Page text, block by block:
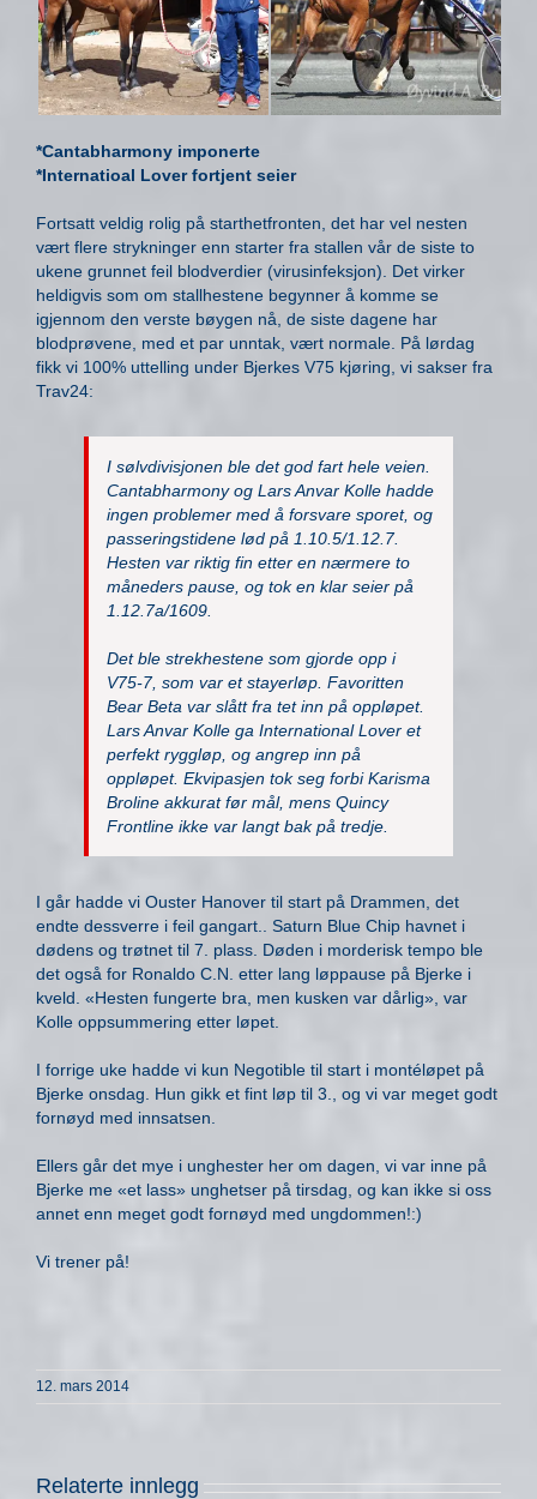
*Cantabharmony imponerte
*Internatioal Lover fortjent seier
Fortsatt veldig rolig på starthetfronten, det har vel nesten
vært flere strykninger enn starter fra stallen vår de siste to
ukene grunnet feil blodverdier (virusinfeksjon). Det virker
heldigvis som om stallhestene begynner å komme se
igjennom den verste bøygen nå, de siste dagene har
blodprøvene, med et par unntak, vært normale. På lørdag
fikk vi 100% uttelling under Bjerkes V75 kjøring, vi sakser fra
Trav24:
I sølvdivisjonen ble det god fart hele veien.
Cantabharmony og Lars Anvar Kolle hadde
ingen problemer med å forsvare sporet, og
passeringstidene lød på 1.10.5/1.12.7.
Hesten var riktig fin etter en nærmere to
måneders pause, og tok en klar seier på
1.12.7a/1609.
Det ble strekhestene som gjorde opp i
V75-7, som var et stayerløp. Favoritten
Bear Beta var slått fra tet inn på oppløpet.
Lars Anvar Kolle ga International Lover et
perfekt ryggløp, og angrep inn på
oppløpet. Ekvipasjen tok seg forbi Karisma
Broline akkurat før mål, mens Quincy
Frontline ikke var langt bak på tredje.
I går hadde vi Ouster Hanover til start på Drammen, det
endte dessverre i feil gangart.. Saturn Blue Chip havnet i
dødens og trøtnet til 7. plass. Døden i morderisk tempo ble
det også for Ronaldo C.N. etter lang løppause på Bjerke i
kveld. «Hesten fungerte bra, men kusken var dårlig», var
Kolle oppsummering etter løpet.
I forrige uke hadde vi kun Negotible til start i montéløpet på
Bjerke onsdag. Hun gikk et fint løp til 3., og vi var meget godt
fornøyd med innsatsen.
Ellers går det mye i unghester her om dagen, vi var inne på
Bjerke me «et lass» unghetser på tirsdag, og kan ikke si oss
annet enn meget godt fornøyd med ungdommen!:)
Vi trener på!
12. mars 2014
Relaterte innlegg